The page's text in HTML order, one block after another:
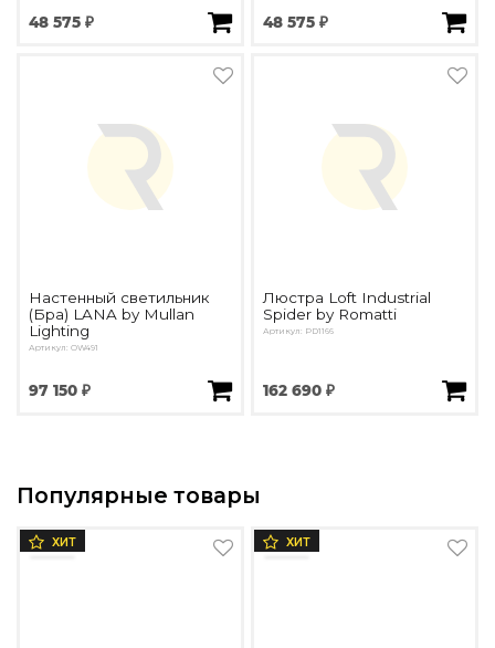
48 575 ₽ 48 575 ₽
Настенный светильник
(Бра) LANA by Mullan
Lighting
Артикул: OW491
97 150 ₽
Люстра Loft Industrial
Spider by Romatti
Артикул: PD1166
162 690 ₽
Популярные товары
ХИТ ХИТ